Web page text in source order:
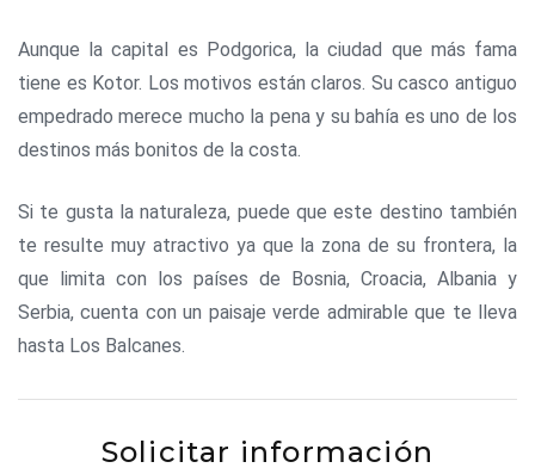
Aunque la capital es Podgorica, la ciudad que más fama
tiene es Kotor. Los motivos están claros. Su casco antiguo
empedrado merece mucho la pena y su bahía es uno de los
destinos más bonitos de la costa.
Si te gusta la naturaleza, puede que este destino también
te resulte muy atractivo ya que la zona de su frontera, la
que limita con los países de Bosnia, Croacia, Albania y
Serbia, cuenta con un paisaje verde admirable que te lleva
hasta Los Balcanes.
Solicitar información